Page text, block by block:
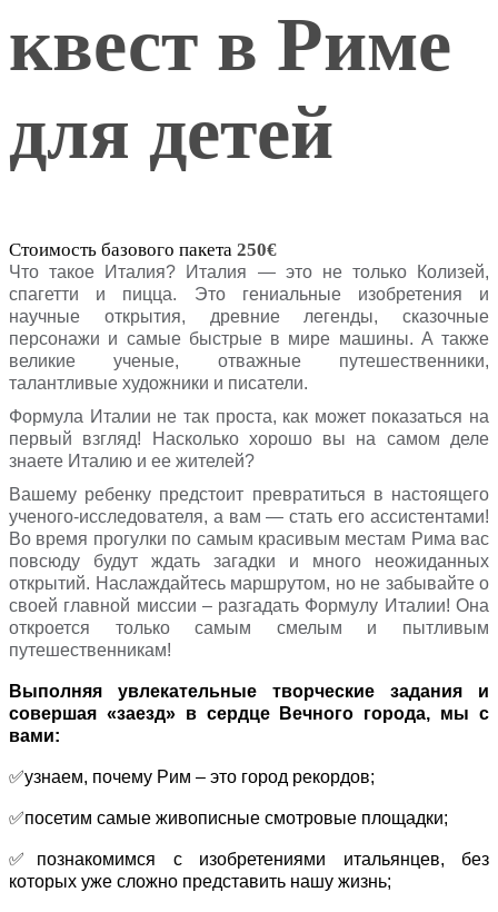
квест в Риме
для детей
Стоимость базового пакета 250€
Что такое Италия? Италия — это не только Колизей,
спагетти и пицца. Это гениальные изобретения и
научные открытия, древние легенды, сказочные
персонажи и самые быстрые в мире машины. А также
великие ученые, отважные путешественники,
талантливые художники и писатели.
Формула Италии не так проста, как может показаться на
первый взгляд! Насколько хорошо вы на самом деле
знаете Италию и ее жителей?
Вашему ребенку предстоит превратиться в настоящего
ученого-исследователя, а вам — стать его ассистентами!
Во время прогулки по самым красивым местам Рима вас
повсюду будут ждать загадки и много неожиданных
открытий. Наслаждайтесь маршрутом, но не забывайте о
своей главной миссии – разгадать Формулу Италии! Она
откроется только самым смелым и пытливым
путешественникам!
Выполняя увлекательные творческие задания и
совершая «заезд» в сердце Вечного города, мы с
вами:
✅узнаем, почему Рим – это город рекордов;
✅посетим самые живописные смотровые площадки;
✅познакомимся с изобретениями итальянцев, без
которых уже сложно представить нашу жизнь;